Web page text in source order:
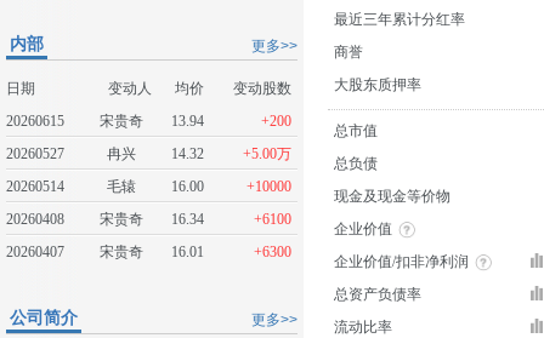
更多>>
内部
日期 变动人 均价
变动股数
20260615
宋贵奇 13.94
+200
20260527
冉兴 14.32
+5.00万
20260514
毛辕 16.00
+10000
20260408
宋贵奇 16.34
+6100
20260407
宋贵奇 16.01 +6300
更多>>
公司简介
最近三年累计分红率
商誉
大股东质押率
总市值
总负债
现金及现金等价物
企业价值
企业价值/扣非净利润
总资产负债率
流动比率